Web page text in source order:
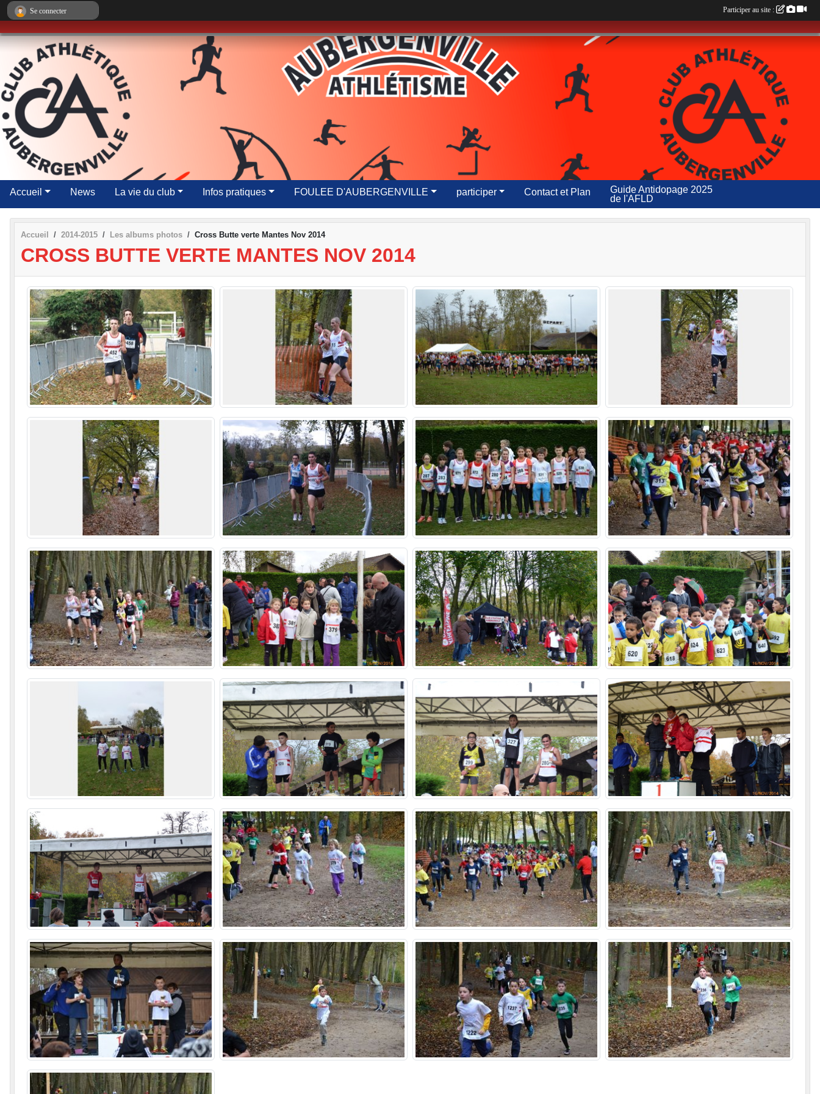
Accueil News La vie du club Infos pratiques FOULEE D'AUBERGENVILLE participer Contact et Plan
Guide Antidopage 2025
de l'AFLD
Accueil 2014-2015 Les albums photos Cross Butte verte Mantes Nov 2014
CROSS BUTTE VERTE MANTES NOV 2014
Se connecter Participer au site :
Panneau de gestion des cookies